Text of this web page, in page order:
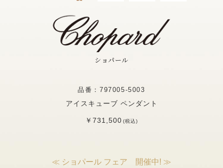
ショパール
品番：797005-5003
アイスキューブ ペンダント
￥731,500(税込)
≪ ショパール フェア 開催中! ≫